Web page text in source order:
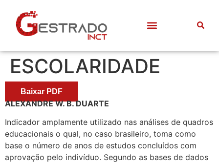
ESCOLARIDADE
Baixar PDF
ALEXANDRE W. B. DUARTE
Indicador amplamente utilizado nas análises de quadros
educacionais o qual, no caso brasileiro, toma como
base o número de anos de estudos concluídos com
aprovação pelo indivíduo. Segundo as bases de dados